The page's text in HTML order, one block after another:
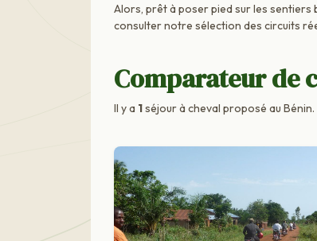
Alors, prêt à poser pied sur les sentiers
consulter notre sélection des circuits
Comparateur de
Il y a 1séjour à cheval proposé au Bénin.